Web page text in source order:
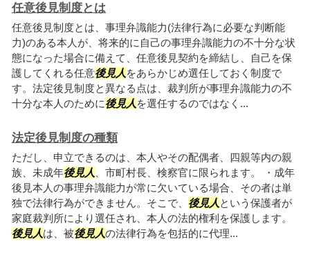
任意後見制度とは
任意後見制度とは、事理弁識能力(法律行為に必要な判断能
力)のある本人が、将来的に自己の事理弁識能力の不十分な状
態になった場合に備えて、任意後見契約を締結し、自己を保
護してくれる任意後見人 をあらかじめ選任しておく制度で
す。法定後見制度と異なる点は、裁判所が事理弁識能力の不
十分な本人のために後見人 を選任するのではなく...
法定後見制度の種類
ただし、申立できるのは、本人やその配偶者、四親等内の親
族、未成年後見人
、市町村長、検察官に限られます。 ・成年
後見本人の事理弁識能力が常に欠いている場合、その者は単
独で法律行為ができません。そこで、 後見人 という保護者が
家庭裁判所により選任され、本人の法的権利を保護します。
後見人は、被後見人の法律行為を包括的に代理...